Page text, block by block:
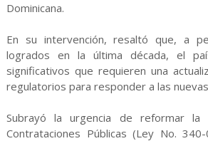
Dominicana.
En su intervención, resaltó que, a
logrados en la última década, el
significativos que requieren una
regulatorios para responder a las
Subrayó la urgencia de reformar
Contrataciones Públicas (Ley No.